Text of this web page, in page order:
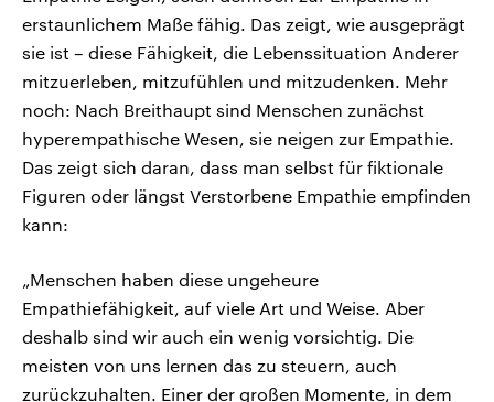
erstaunlichem Maße fähig. Das zeigt, wie ausgeprägt
sie ist – diese Fähigkeit, die Lebenssituation Anderer
mitzuerleben, mitzufühlen und mitzudenken. Mehr
noch: Nach Breithaupt sind Menschen zunächst
hyperempathische Wesen, sie neigen zur Empathie.
Das zeigt sich daran, dass man selbst für fiktionale
Figuren oder längst Verstorbene Empathie empfinden
kann:
„Menschen haben diese ungeheure
Empathiefähigkeit, auf viele Art und Weise. Aber
deshalb sind wir auch ein wenig vorsichtig. Die
meisten von uns lernen das zu steuern, auch
zurückzuhalten. Einer der großen Momente, in dem